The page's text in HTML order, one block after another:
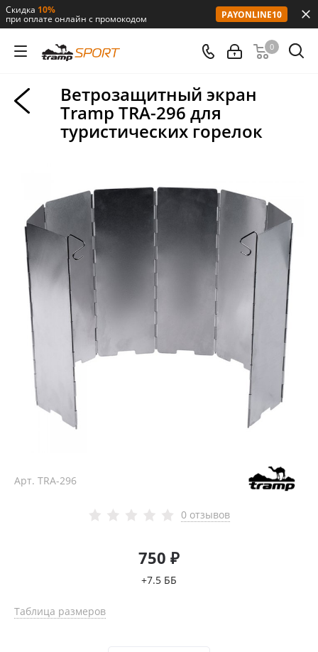
Скидка 10%
при оплате онлайн с промокодом PAYONLINE10
0
Ветрозащитный экран
Tramp TRA-296 для
туристических горелок
Арт. TRA-296
0 отзывов
750 ₽
+7.5 ББ
Таблица размеров